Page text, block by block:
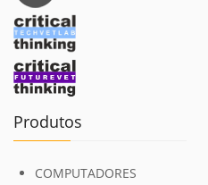
Produtos
COMPUTADORES